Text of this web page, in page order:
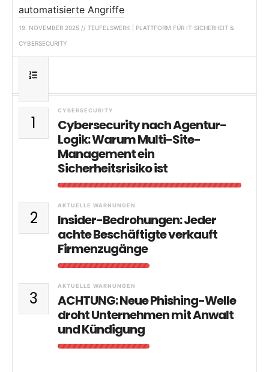
automatisierte Angriffe
19. NOVEMBER 2025 // TEUFELSWERK | PLATTFORM FÜR IT-SICHERHEIT &
CYBERSECURITY
1
CYBERSECURITY
Cybersecurity nach Agentur-
Logik: Warum Multi-Site-
Management ein
Sicherheitsrisiko ist
2
AKTUELLE WARNUNGEN
Insider-Bedrohungen: Jeder
achte Beschäftigte verkauft
Firmenzugänge
3
AKTUELLE WARNUNGEN
ACHTUNG: Neue Phishing-Welle
droht Unternehmen mit Anwalt
und Kündigung